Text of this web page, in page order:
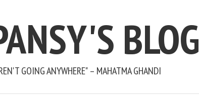
BLOG
GOING ANYWHERE" – MAHATMA GHANDI